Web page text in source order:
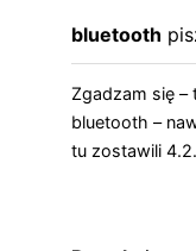
bluetooth
Zgadzam się –
bluetooth –
tu zostawili 4.2.